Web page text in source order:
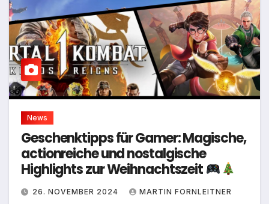
News
Geschenktipps für Gamer: Magische,
actionreiche und nostalgische
Highlights zur Weihnachtszeit
26. NOVEMBER 2024 MARTIN FORNLEITNER